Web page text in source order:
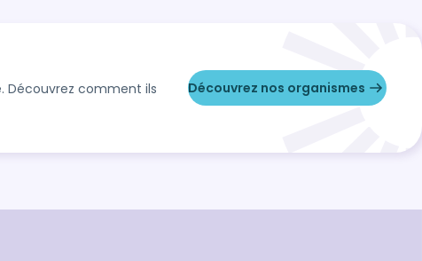
Découvrez comment ils
Découvrez nos organismes